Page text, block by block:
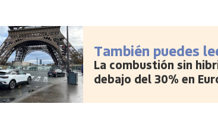
También puedes
La combustión sin
debajo del 30% en